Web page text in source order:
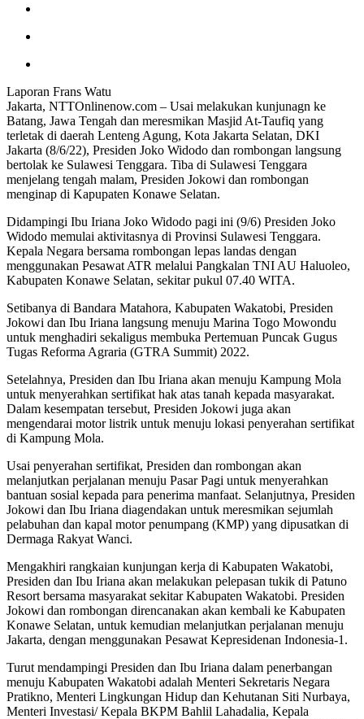
Laporan Frans Watu
Jakarta, NTTOnlinenow.com – Usai melakukan kunjunagn ke
Batang, Jawa Tengah dan meresmikan Masjid At-Taufiq yang
terletak di daerah Lenteng Agung, Kota Jakarta Selatan, DKI
Jakarta (8/6/22), Presiden Joko Widodo dan rombongan langsung
bertolak ke Sulawesi Tenggara. Tiba di Sulawesi Tenggara
menjelang tengah malam, Presiden Jokowi dan rombongan
menginap di Kapupaten Konawe Selatan.
Didampingi Ibu Iriana Joko Widodo pagi ini (9/6) Presiden Joko
Widodo memulai aktivitasnya di Provinsi Sulawesi Tenggara.
Kepala Negara bersama rombongan lepas landas dengan
menggunakan Pesawat ATR melalui Pangkalan TNI AU Haluoleo,
Kabupaten Konawe Selatan, sekitar pukul 07.40 WITA.
Setibanya di Bandara Matahora, Kabupaten Wakatobi, Presiden
Jokowi dan Ibu Iriana langsung menuju Marina Togo Mowondu
untuk menghadiri sekaligus membuka Pertemuan Puncak Gugus
Tugas Reforma Agraria (GTRA Summit) 2022.
Setelahnya, Presiden dan Ibu Iriana akan menuju Kampung Mola
untuk menyerahkan sertifikat hak atas tanah kepada masyarakat.
Dalam kesempatan tersebut, Presiden Jokowi juga akan
mengendarai motor listrik untuk menuju lokasi penyerahan sertifikat
di Kampung Mola.
Usai penyerahan sertifikat, Presiden dan rombongan akan
melanjutkan perjalanan menuju Pasar Pagi untuk menyerahkan
bantuan sosial kepada para penerima manfaat. Selanjutnya, Presiden
Jokowi dan Ibu Iriana diagendakan untuk meresmikan sejumlah
pelabuhan dan kapal motor penumpang (KMP) yang dipusatkan di
Dermaga Rakyat Wanci.
Mengakhiri rangkaian kunjungan kerja di Kabupaten Wakatobi,
Presiden dan Ibu Iriana akan melakukan pelepasan tukik di Patuno
Resort bersama masyarakat sekitar Kabupaten Wakatobi. Presiden
Jokowi dan rombongan direncanakan akan kembali ke Kabupaten
Konawe Selatan, untuk kemudian melanjutkan perjalanan menuju
Jakarta, dengan menggunakan Pesawat Kepresidenan Indonesia-1.
Turut mendampingi Presiden dan Ibu Iriana dalam penerbangan
menuju Kabupaten Wakatobi adalah Menteri Sekretaris Negara
Pratikno, Menteri Lingkungan Hidup dan Kehutanan Siti Nurbaya,
Menteri Investasi/ Kepala BKPM Bahlil Lahadalia, Kepala